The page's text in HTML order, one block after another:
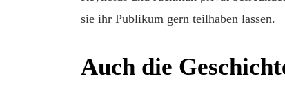
sie ihr Publikum gern teilhaben lassen.
Auch die